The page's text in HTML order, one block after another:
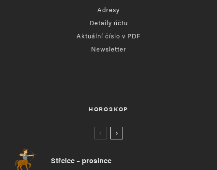
Adresy
Detaily účtu
Aktuální číslo v PDF
Newsletter
HOROSKOP
Střelec – prosinec